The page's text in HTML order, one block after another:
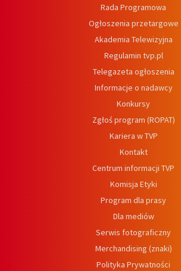
Rada Programowa
Ogłoszenia przetargowe
Akademia Telewizyjna
Regulamin tvp.pl
Telegazeta ogłoszenia
Informacje o nadawcy
Konkursy
Zgłoś program (ROPAT)
Kariera w TVP
Kontakt
Centrum informacji TVP
Komisja Etyki
Program dla prasy
Dla mediów
Serwis fotograficzny
Merchandising (znaki)
Polityka Prywatności